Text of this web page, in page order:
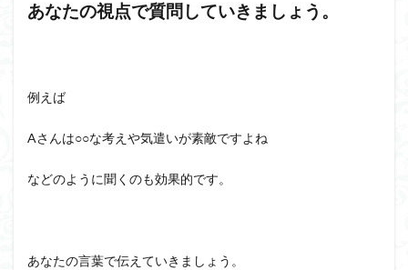
あなたの視点で質問していきましょう。
例えば
Aさんは○○な考えや気遣いが素敵ですよね
などのように聞くのも効果的です。
あなたの言葉で伝えていきましょう。